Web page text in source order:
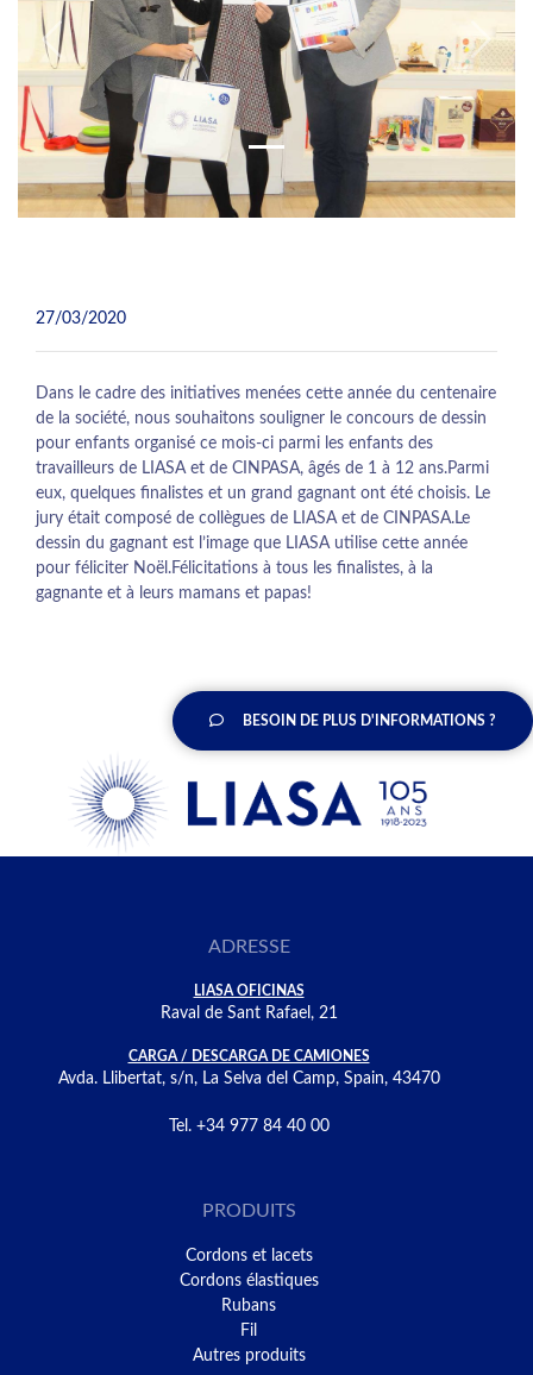
Previous Next
27/03/2020
Dans le cadre des initiatives menées cette année du centenaire
de la société, nous souhaitons souligner le concours de dessin
pour enfants organisé ce mois-ci parmi les enfants des
travailleurs de LIASA et de CINPASA, âgés de 1 à 12 ans.Parmi
eux, quelques finalistes et un grand gagnant ont été choisis. Le
jury était composé de collègues de LIASA et de CINPASA.Le
dessin du gagnant est l’image que LIASA utilise cette année
pour féliciter Noël.Félicitations à tous les finalistes, à la
gagnante et à leurs mamans et papas!
BESOIN DE PLUS D'INFORMATIONS ?
ADRESSE
LIASA OFICINAS
Raval de Sant Rafael, 21
CARGA / DESCARGA DE CAMIONES
Avda. Llibertat, s/n, La Selva del Camp, Spain, 43470
Tel. +34 977 84 40 00
PRODUITS
Cordons et lacets
Cordons élastiques
Rubans
Fil
Autres produits